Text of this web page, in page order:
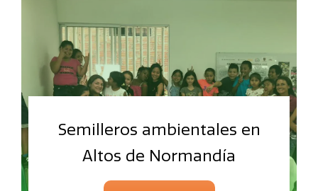
Semilleros ambientales en
Altos de Normandía